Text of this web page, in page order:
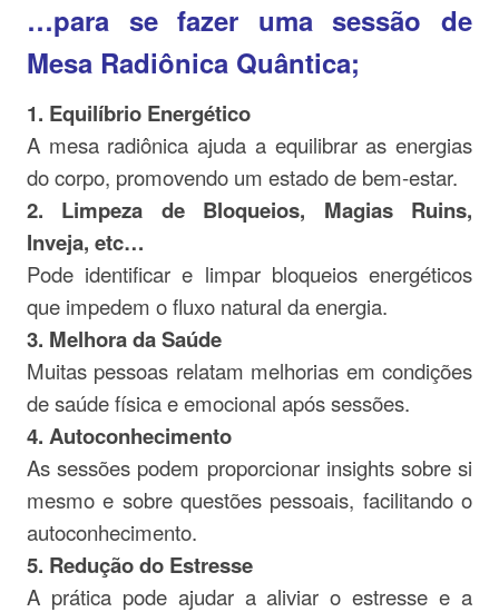
…para se fazer uma sessão de
Mesa Radiônica Quântica;
1. Equilíbrio Energético
A mesa radiônica ajuda a equilibrar as energias
do corpo, promovendo um estado de bem-estar.
2. Limpeza de Bloqueios, Magias Ruins,
Inveja, etc…
Pode identificar e limpar bloqueios energéticos
que impedem o fluxo natural da energia.
3. Melhora da Saúde
Muitas pessoas relatam melhorias em condições
de saúde física e emocional após sessões.
4. Autoconhecimento
As sessões podem proporcionar insights sobre si
mesmo e sobre questões pessoais, facilitando o
autoconhecimento.
5. Redução do Estresse
A prática pode ajudar a aliviar o estresse e a